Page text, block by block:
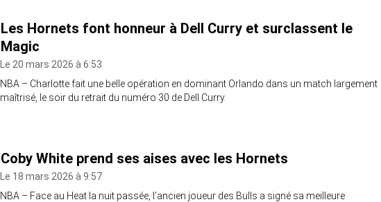
Les Hornets font honneur à Dell Curry et surclassent le
Magic
Le 20 mars 2026 à 6:53
NBA – Charlotte fait une belle opération en dominant Orlando dans un match largement
maîtrisé, le soir du retrait du numéro 30 de Dell Curry.
Coby White prend ses aises avec les Hornets
Le 18 mars 2026 à 9:57
NBA – Face au Heat la nuit passée, l’ancien joueur des Bulls a signé sa meilleure